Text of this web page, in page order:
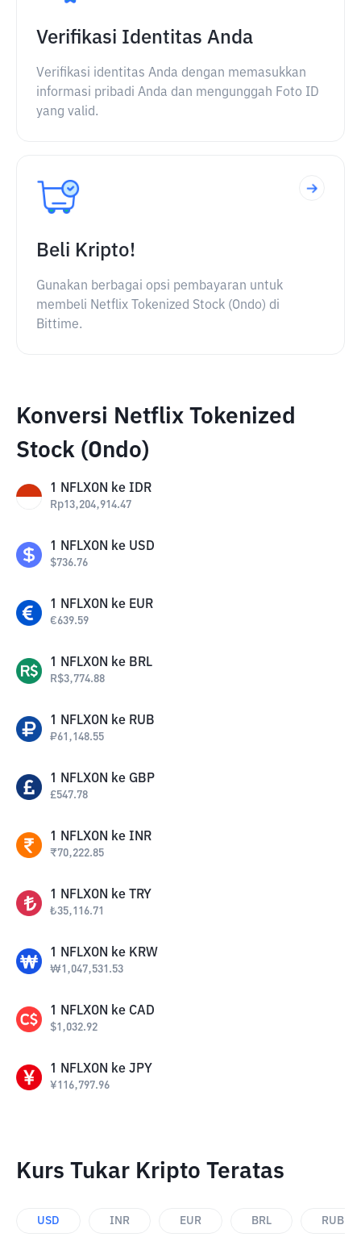
Verifikasi Identitas Anda
Verifikasi identitas Anda dengan memasukkan
informasi pribadi Anda dan mengunggah Foto ID
yang valid.
Beli Kripto!
Gunakan berbagai opsi pembayaran untuk
membeli Netflix Tokenized Stock (Ondo) di
Bittime.
Konversi Netflix Tokenized
Stock (Ondo)
1 NFLXON ke IDR
Rp13,204,914.47
1 NFLXON ke USD
$736.76
1 NFLXON ke EUR
€639.59
1 NFLXON ke BRL
R$3,774.88
1 NFLXON ke RUB
₽61,148.55
1 NFLXON ke GBP
£547.78
1 NFLXON ke INR
₹70,222.85
1 NFLXON ke TRY
₺35,116.71
1 NFLXON ke KRW
₩1,047,531.53
1 NFLXON ke CAD
$1,032.92
1 NFLXON ke JPY
¥116,797.96
Kurs Tukar Kripto Teratas
USD INR EUR BRL RUB